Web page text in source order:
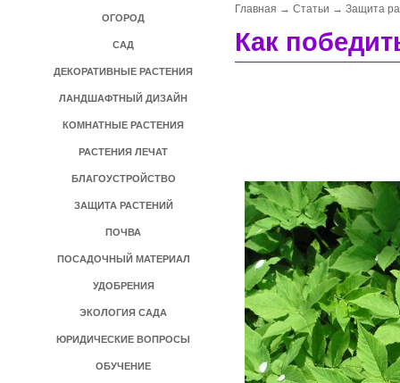
ОГОРОД
САД
ДЕКОРАТИВНЫЕ РАСТЕНИЯ
ЛАНДШАФТНЫЙ ДИЗАЙН
КОМНАТНЫЕ РАСТЕНИЯ
РАСТЕНИЯ ЛЕЧАТ
БЛАГОУСТРОЙСТВО
ЗАЩИТА РАСТЕНИЙ
ПОЧВА
ПОСАДОЧНЫЙ МАТЕРИАЛ
УДОБРЕНИЯ
ЭКОЛОГИЯ САДА
ЮРИДИЧЕСКИЕ ВОПРОСЫ
ОБУЧЕНИЕ
Главная → Статьи → Защита
Как